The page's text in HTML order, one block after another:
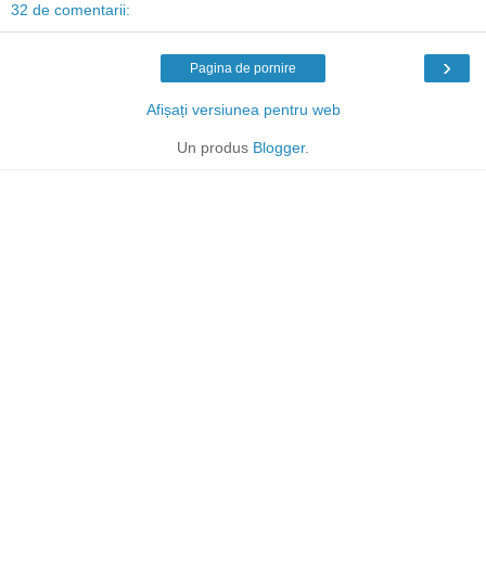
32 de comentarii:
›
Pagina de pornire
Afișați versiunea pentru web
Un produs Blogger.